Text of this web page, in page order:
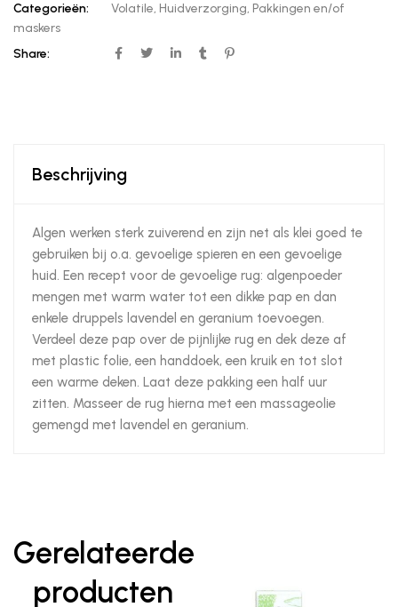
Categorieën:
Volatile, Huidverzorging, Pakkingen en/of
maskers
Share:
Beschrijving
Algen werken sterk zuiverend en zijn net als klei goed te
gebruiken bij o.a. gevoelige spieren en een gevoelige
huid. Een recept voor de gevoelige rug: algenpoeder
mengen met warm water tot een dikke pap en dan
enkele druppels lavendel en geranium toevoegen.
Verdeel deze pap over de pijnlijke rug en dek deze af
met plastic folie, een handdoek, een kruik en tot slot
een warme deken. Laat deze pakking een half uur
zitten. Masseer de rug hierna met een massageolie
gemengd met lavendel en geranium.
Gerelateerde
producten